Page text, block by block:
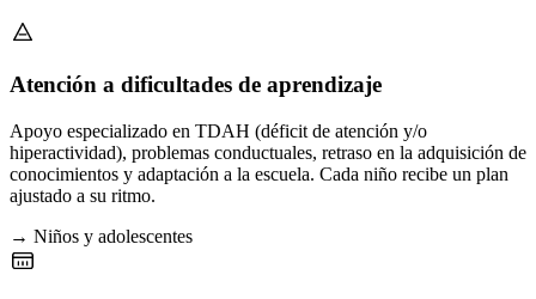
Atención a dificultades de aprendizaje
Apoyo especializado en TDAH (déficit de atención y/o
hiperactividad), problemas conductuales, retraso en la adquisición de
conocimientos y adaptación a la escuela. Cada niño recibe un plan
ajustado a su ritmo.
→ Niños y adolescentes